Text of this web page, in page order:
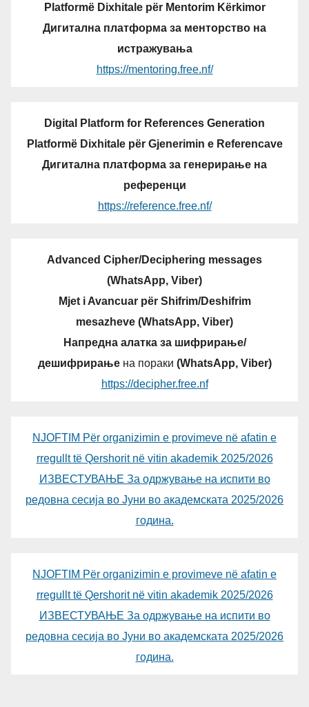
Platformë Dixhitale për Mentorim Kërkimor
Дигитална платформа за менторство на
истражувања
https://mentoring.free.nf/
Digital Platform for References Generation
Platformë Dixhitale për Gjenerimin e Referencave
Дигитална платформа за генерирање на
референци
https://reference.free.nf/
Advanced Cipher/Deciphering messages
(WhatsApp, Viber)
Mjet i Avancuar për Shifrim/Deshifrim
mesazheve (WhatsApp, Viber)
Напредна алатка за шифрирање/
дешифрирањена пораки (WhatsApp, Viber)
https://decipher.free.nf
NJOFTIM Për organizimin e provimeve në afatin e
rregullt të Qershorit në vitin akademik 2025/2026
ИЗВЕСТУВАЊЕ За одржување на испити во
редовна сесија во Јуни во академската 2025/2026
година.
NJOFTIM Për organizimin e provimeve në afatin e
rregullt të Qershorit në vitin akademik 2025/2026
ИЗВЕСТУВАЊЕ За одржување на испити во
редовна сесија во Јуни во академската 2025/2026
година.